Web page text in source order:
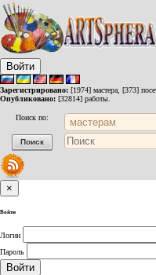
Войти
Зарегистрировано: [1974] мастера, [373]
Опубликовано: [32814] работы.
Поиск по:
×
Войти
Логин
Пароль
Войти